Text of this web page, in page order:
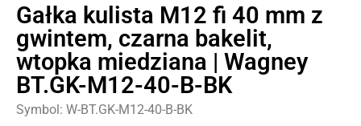
Gałka kulista M12 fi 40 mm z
gwintem, czarna bakelit,
wtopka miedziana | Wagney
BT.GK-M12-40-B-BK
Symbol: W-BT.GK-M12-40-B-BK